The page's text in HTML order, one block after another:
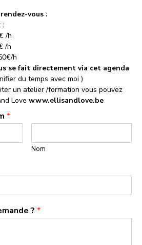
vous :
:
/h
/h
h
se fait directement via cet agenda
du temps avec moi )
un atelier /formation vous pouvez
Love www.ellisandlove.be
*
Nom
? *